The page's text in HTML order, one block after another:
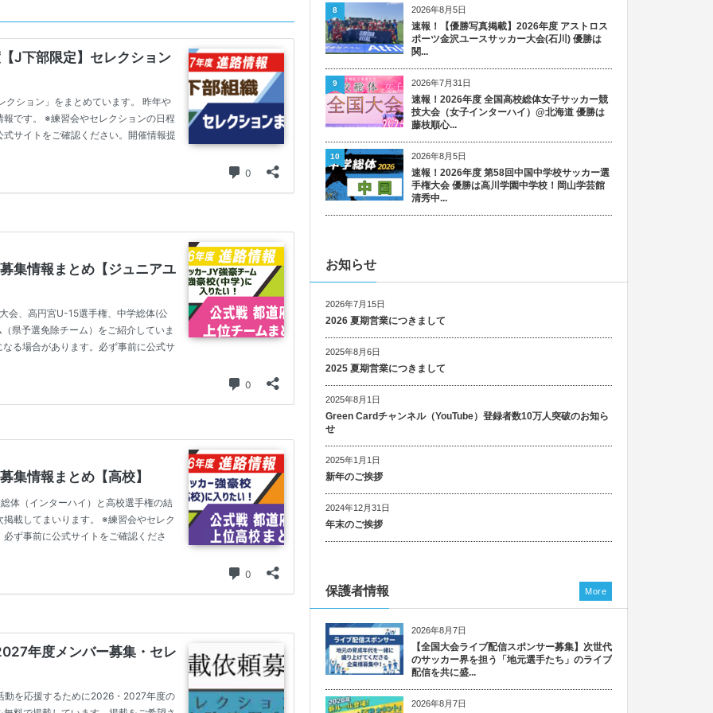
2026年8月5日
速報！【優勝写真掲載】2026年度 アストロス
ポーツ金沢ユースサッカー大会(石川) 優勝は
関...
8
2026年7月31日
速報！2026年度 全国高校総体女子サッカー競
技大会（女子インターハイ）@北海道 優勝は
藤枝順心...
9
2026年8月5日
速報！2026年度 第58回中国中学校サッカー選
手権大会 優勝は高川学園中学校！岡山学芸館
清秀中...
10
お知らせ
2026年7月15日
2026 夏期営業につきまして
2025年8月6日
2025 夏期営業につきまして
2025年8月1日
Green Cardチャンネル（YouTube）登録者数10万人突破のお知ら
せ
2025年1月1日
新年のご挨拶
2024年12月31日
年末のご挨拶
保護者情報
2026年8月7日
【全国大会ライブ配信スポンサー募集】次世代
のサッカー界を担う「地元選手たち」のライブ
配信を共に盛...
2026年8月7日
More